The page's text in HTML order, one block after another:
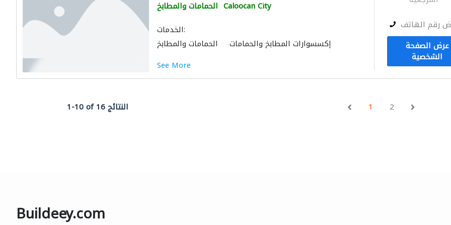
الحمامات والمطابخ Caloocan City
الخدمات:
الحمامات والمطابخ
إكسسوارات المطابخ والحمامات
See More
رقم الهاتف
عرض الصفحة
الشخصية
1-10 of 16 النتائج 1 2
Buildeey.com